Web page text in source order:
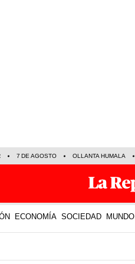
7 DE AGOSTO OLLANTA HUMALA
ECONOMÍA SOCIEDAD MUNDO